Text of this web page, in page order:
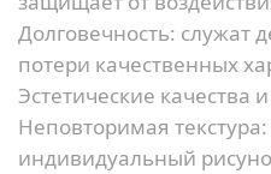
Долговечность: служат
потери качественных
Эстетические качества
Неповторимая текстура:
индивидуальный